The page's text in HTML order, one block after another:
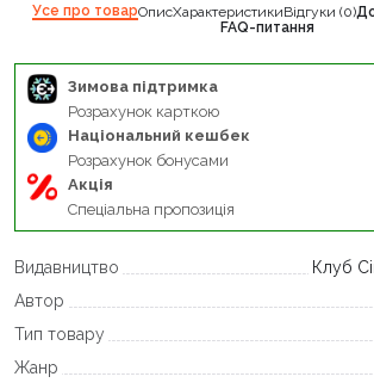
Усе про товарОписХарактеристикиВідгуки (0)
FAQ-питання
Зимова підтримка
Розрахунок карткою
Національний кешбек
Розрахунок бонусами
Акція
Спеціальна пропозиція
Видавництво
Клуб
Автор
Тип товару
Жанр